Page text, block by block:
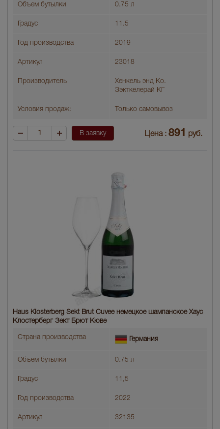
Объем бутылки 0.75 л
Градус 11.5
Год производства 2019
Артикул 23018
Производитель
Хенкель энд Ко.
Зэкткелерай КГ
Условия продаж: Только самовывоз
В заявку Цена : 891 руб.
Haus Klosterberg Sekt Brut Cuvee немецкое шампанское Хаус
Клостерберг Зект Брют Кюве
Страна производства Германия
Объем бутылки 0.75 л
Градус 11,5
Год производства 2022
Артикул 32135